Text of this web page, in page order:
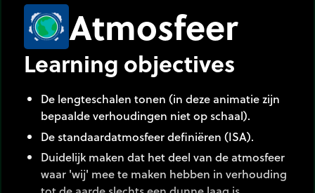
Atmosfeer
Learning objectives
De lengteschalen tonen (in deze animatie zijn
bepaalde verhoudingen niet op schaal).
De standaardatmosfeer definiëren (ISA).
Duidelijk maken dat het deel van de atmosfeer
waar 'wij' mee te maken hebben in verhouding